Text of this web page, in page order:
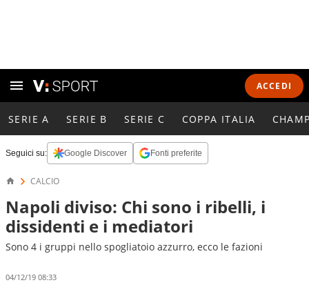
ACCEDI
SERIE A SERIE B SERIE C COPPA ITALIA
Seguici su: Google Discover Fonti preferite
CALCIO
Napoli diviso: Chi sono i ribelli, i
dissidenti e i mediatori
Sono 4 i gruppi nello spogliatoio azzurro, ecco le fazioni
04/12/19 08:33